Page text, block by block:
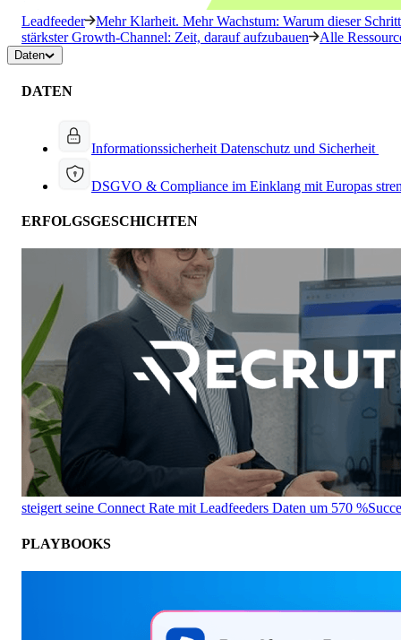
Leadfeeder
Mehr Klarheit. Mehr Wachstum: Warum dieser
stärkster Growth-Channel: Zeit, darauf aufzubauen
Alle
Daten
DATEN
Informationssicherheit Datenschutz und Sicherheit
DSGVO & Compliance im Einklang mit Europas
ERFOLGSGESCHICHTEN
steigert seine Connect Rate mit Leadfeeders Daten um 570 %
PLAYBOOKS